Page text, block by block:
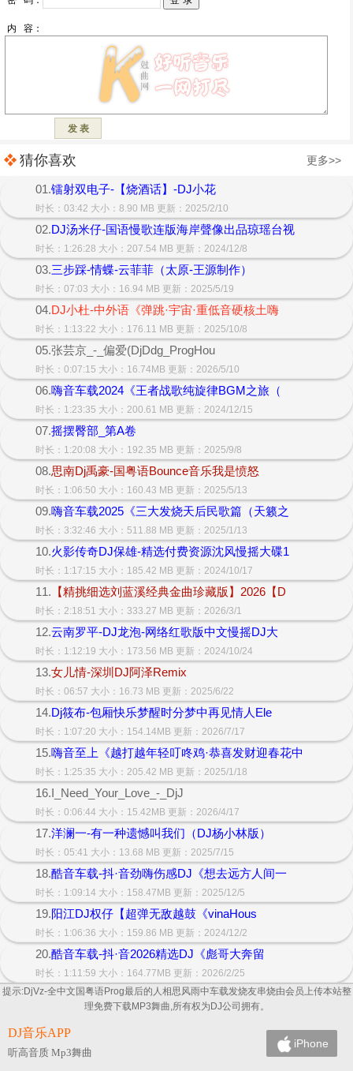
猜你喜欢 更多>>
01.镭射双电子-【烧酒话】-DJ小花
时长：03:42 大小：8.90 MB 更新：2025/2/10
02.DJ汤米仔-国语慢歌连版海岸聲像出品琼瑶台视
时长：1:26:28 大小：207.54 MB 更新：2024/12/8
03.三步踩-情蝶-云菲菲（太原-王源制作）
时长：07:03 大小：16.94 MB 更新：2025/5/19
04.DJ小杜-中外语《弹跳·宇宙·重低音硬核土嗨
时长：1:13:22 大小：176.11 MB 更新：2025/10/8
05.张芸京_-_偏爱(DjDdg_ProgHou
时长：0:07:15 大小：16.74MB 更新：2026/5/10
06.嗨音车载2024《王者战歌纯旋律BGM之旅（
时长：1:23:35 大小：200.61 MB 更新：2024/12/15
07.摇摆臀部_第A卷
时长：1:20:08 大小：192.35 MB 更新：2025/9/8
08.思南Dj禹豪-国粤语Bounce音乐我是愤怒
时长：1:06:50 大小：160.43 MB 更新：2025/5/13
09.嗨音车载2025《三大发烧天后民歌篇（天籁之
时长：3:32:46 大小：511.88 MB 更新：2025/1/13
10.火影传奇DJ保雄-精选付费资源沈风慢摇大碟1
时长：1:17:15 大小：185.42 MB 更新：2024/10/17
11. 【精挑细选刘蓝溪经典金曲珍藏版】2026【D
时长：2:18:51 大小：333.27 MB 更新：2026/3/1
12.云南罗平-DJ龙泡-网络红歌版中文慢摇DJ大
时长：1:12:19 大小：173.56 MB 更新：2024/10/24
13.女儿情-深圳DJ阿泽Remix
时长：06:57 大小：16.73 MB 更新：2025/6/22
14.Dj筱布-包厢快乐梦醒时分梦中再见情人Ele
时长：1:07:20 大小：154.14MB 更新：2026/7/17
15.嗨音至上《越打越年轻叮咚鸡·恭喜发财迎春花中
时长：1:25:35 大小：205.42 MB 更新：2025/1/18
16.I_Need_Your_Love_-_DjJ
时长：0:06:44 大小：15.42MB 更新：2026/4/17
17.洋澜一-有一种遗憾叫我们（DJ杨小林版）
时长：05:41 大小：13.68 MB 更新：2025/7/15
18.酷音车载-抖·音劲嗨伤感DJ《想去远方人间一
时长：1:09:14 大小：158.47MB 更新：2025/12/5
19.阳江DJ权仔【超弹无敌越鼓《vinaHous
时长：1:06:36 大小：159.86 MB 更新：2024/12/2
20.酷音车载-抖·音2026精选DJ《彪哥大奔留
时长：1:11:59 大小：164.77MB 更新：2026/2/25
提示:DjVz-全中文国粤语Prog最后的人相思风雨中车载发烧友串烧由会员上传本站整
理免费下载MP3舞曲,所有权为DJ公司拥有。
DJ音乐APP
听高音质 Mp3舞曲
iPhone